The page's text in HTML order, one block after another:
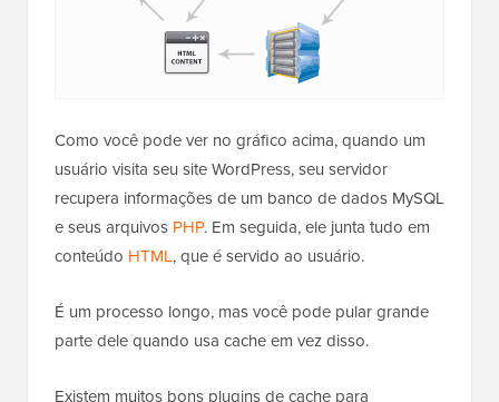
Como você pode ver no gráfico acima, quando um
usuário visita seu site WordPress, seu servidor
recupera informações de um banco de dados MySQL
e seus arquivos PHP. Em seguida, ele junta tudo em
conteúdo HTML, que é servido ao usuário.
É um processo longo, mas você pode pular grande
parte dele quando usa cache em vez disso.
Existem muitos bons plugins de cache para